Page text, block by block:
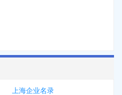
上海企业名录